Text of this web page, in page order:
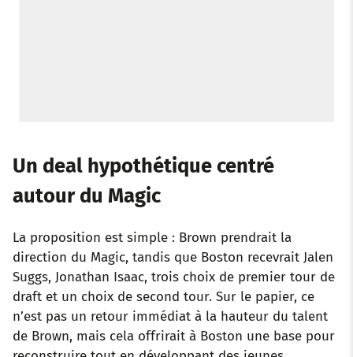
Un deal hypothétique centré
autour du Magic
La proposition est simple : Brown prendrait la
direction du Magic, tandis que Boston recevrait Jalen
Suggs, Jonathan Isaac, trois choix de premier tour de
draft et un choix de second tour. Sur le papier, ce
n’est pas un retour immédiat à la hauteur du talent
de Brown, mais cela offrirait à Boston une base pour